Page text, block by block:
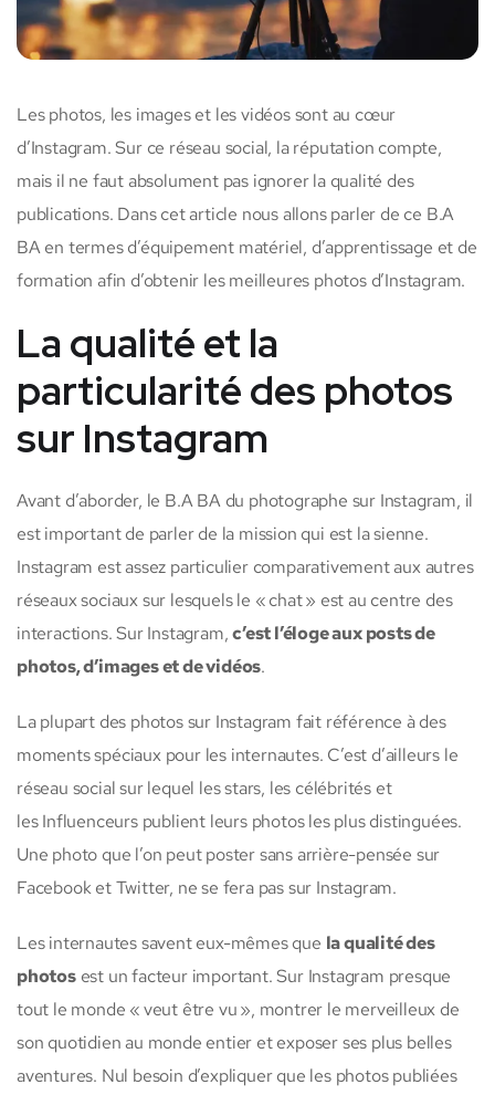
Les photos, les images et les vidéos sont au cœur
d’Instagram. Sur ce réseau social, la réputation compte,
mais il ne faut absolument pas ignorer la qualité des
publications. Dans cet article nous allons parler de ce B.A
BA en termes d’équipement matériel, d’apprentissage et de
formation afin d’obtenir les meilleures photos d’Instagram.
La qualité et la
particularité des photos
sur Instagram
Avant d’aborder, le B.A BA du photographe sur Instagram, il
est important de parler de la mission qui est la sienne.
Instagram est assez particulier comparativement aux autres
réseaux sociaux sur lesquels le « chat » est au centre des
interactions. Sur Instagram,c’est l’éloge aux posts de
photos, d’images et de vidéos.
La plupart des photos sur Instagram fait référence à des
moments spéciaux pour les internautes. C’est d’ailleurs le
réseau social sur lequel les stars, les célébrités et
les Influenceurs publient leurs photos les plus distinguées.
Une photo que l’on peut poster sans arrière-pensée sur
Facebook et Twitter, ne se fera pas sur Instagram.
Les internautes savent eux-mêmes que la qualité des
photosest un facteur important. Sur Instagram presque
tout le monde « veut être vu », montrer le merveilleux de
son quotidien au monde entier et exposer ses plus belles
aventures. Nul besoin d’expliquer que les photos publiées